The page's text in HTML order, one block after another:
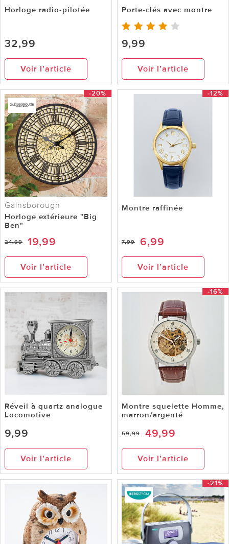
Horloge radio-pilotée
32,99
Voir l’article
Porte-clés avec montre
9,99
Voir l’article
-20%
Gainsborough
Horloge extérieure "Big
Ben"
24,99 19,99
Voir l’article
-12%
Montre raffinée
7,99 6,99
Voir l’article
Réveil à quartz analogue
Locomotive
9,99
Voir l’article
-16%
Montre squelette Homme,
marron/argenté
59,99 49,99
Voir l’article
-21%